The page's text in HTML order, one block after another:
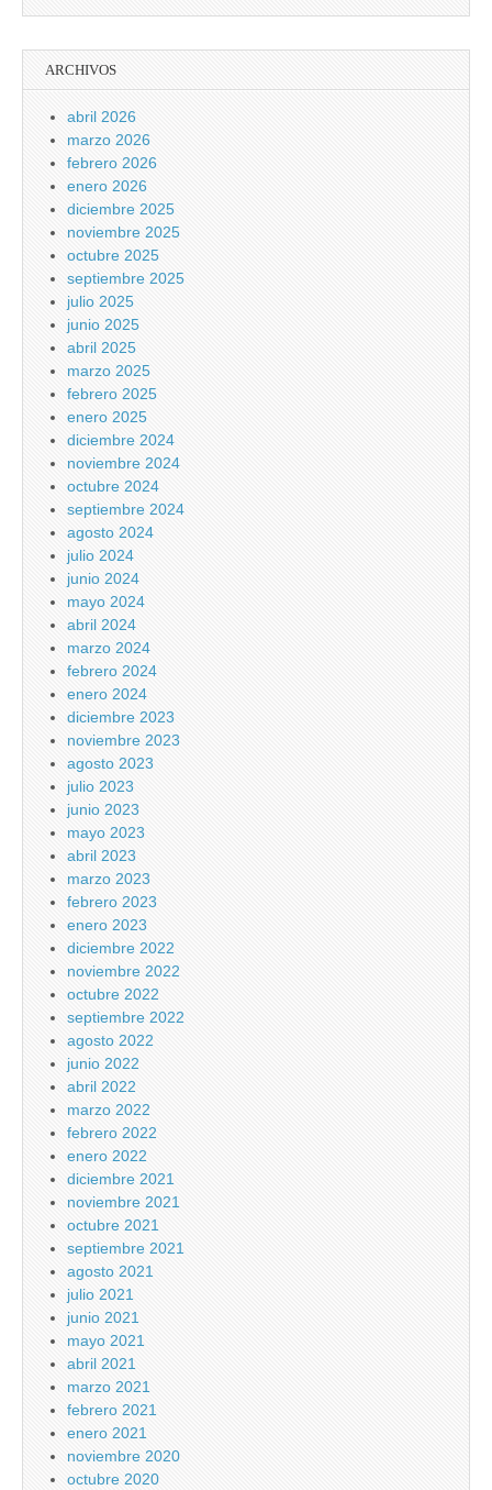
ARCHIVOS
abril 2026
marzo 2026
febrero 2026
enero 2026
diciembre 2025
noviembre 2025
octubre 2025
septiembre 2025
julio 2025
junio 2025
abril 2025
marzo 2025
febrero 2025
enero 2025
diciembre 2024
noviembre 2024
octubre 2024
septiembre 2024
agosto 2024
julio 2024
junio 2024
mayo 2024
abril 2024
marzo 2024
febrero 2024
enero 2024
diciembre 2023
noviembre 2023
agosto 2023
julio 2023
junio 2023
mayo 2023
abril 2023
marzo 2023
febrero 2023
enero 2023
diciembre 2022
noviembre 2022
octubre 2022
septiembre 2022
agosto 2022
junio 2022
abril 2022
marzo 2022
febrero 2022
enero 2022
diciembre 2021
noviembre 2021
octubre 2021
septiembre 2021
agosto 2021
julio 2021
junio 2021
mayo 2021
abril 2021
marzo 2021
febrero 2021
enero 2021
noviembre 2020
octubre 2020